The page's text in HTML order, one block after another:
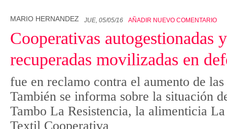
MARIO HERNANDEZ JUE, 05/05/16 AÑADIR NUEVO COMENTARIO
Cooperativas autogestionadas
recuperadas movilizadas en
fue en reclamo contra el aumento de
También se informa sobre la situación
Tambo La Resistencia, la alimenticia
Textil Cooperativa